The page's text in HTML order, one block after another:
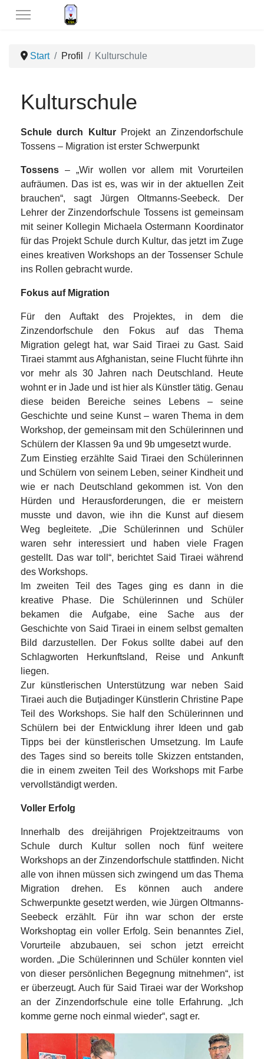
Start Profil Kulturschule
Kulturschule
Schule durch KulturProjekt an Zinzendorfschule
Tossens – Migration ist erster Schwerpunkt
Tossens – „Wir wollen vor allem mit Vorurteilen
aufräumen. Das ist es, was wir in der aktuellen Zeit
brauchen“, sagt Jürgen Oltmanns-Seebeck. Der
Lehrer der Zinzendorfschule Tossens ist gemeinsam
mit seiner Kollegin Michaela Ostermann Koordinator
für das Projekt Schule durch Kultur, das jetzt im Zuge
eines kreativen Workshops an der Tossenser Schule
ins Rollen gebracht wurde.
Fokus auf Migration
Für den Auftakt des Projektes, in dem die
Zinzendorfschule den Fokus auf das Thema
Migration gelegt hat, war Said Tiraei zu Gast. Said
Tiraei stammt aus Afghanistan, seine Flucht führte ihn
vor mehr als 30 Jahren nach Deutschland. Heute
wohnt er in Jade und ist hier als Künstler tätig. Genau
diese beiden Bereiche seines Lebens – seine
Geschichte und seine Kunst – waren Thema in dem
Workshop, der gemeinsam mit den Schülerinnen und
Schülern der Klassen 9a und 9b umgesetzt wurde.
Zum Einstieg erzählte Said Tiraei den Schülerinnen
und Schülern von seinem Leben, seiner Kindheit und
wie er nach Deutschland gekommen ist. Von den
Hürden und Herausforderungen, die er meistern
musste und davon, wie ihn die Kunst auf diesem
Weg begleitete. „Die Schülerinnen und Schüler
waren sehr interessiert und haben viele Fragen
gestellt. Das war toll“, berichtet Said Tiraei während
des Workshops.
Im zweiten Teil des Tages ging es dann in die
kreative Phase. Die Schülerinnen und Schüler
bekamen die Aufgabe, eine Sache aus der
Geschichte von Said Tiraei in einem selbst gemalten
Bild darzustellen. Der Fokus sollte dabei auf den
Schlagworten Herkunftsland, Reise und Ankunft
liegen.
Zur künstlerischen Unterstützung war neben Said
Tiraei auch die Butjadinger Künstlerin Christine Pape
Teil des Workshops. Sie half den Schülerinnen und
Schülern bei der Entwicklung ihrer Ideen und gab
Tipps bei der künstlerischen Umsetzung. Im Laufe
des Tages sind so bereits tolle Skizzen entstanden,
die in einem zweiten Teil des Workshops mit Farbe
vervollständigt werden.
Voller Erfolg
Innerhalb des dreijährigen Projektzeitraums von
Schule durch Kultur sollen noch fünf weitere
Workshops an der Zinzendorfschule stattfinden. Nicht
alle von ihnen müssen sich zwingend um das Thema
Migration drehen. Es können auch andere
Schwerpunkte gesetzt werden, wie Jürgen Oltmanns-
Seebeck erzählt. Für ihn war schon der erste
Workshoptag ein voller Erfolg. Sein benanntes Ziel,
Vorurteile abzubauen, sei schon jetzt erreicht
worden. „Die Schülerinnen und Schüler konnten viel
von dieser persönlichen Begegnung mitnehmen“, ist
er überzeugt. Auch für Said Tiraei war der Workshop
an der Zinzendorfschule eine tolle Erfahrung. „Ich
komme gerne noch einmal wieder“, sagt er.